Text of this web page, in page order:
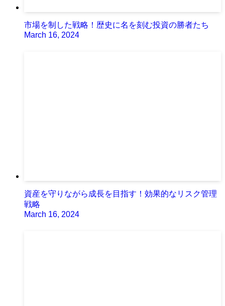
市場を制した戦略！歴史に名を刻む投資の勝者たち
March 16, 2024
資産を守りながら成長を目指す！効果的なリスク管理
戦略
March 16, 2024